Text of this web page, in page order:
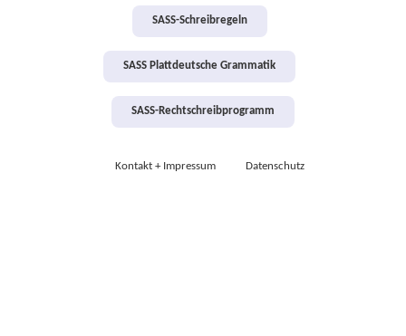
SASS-Schreibregeln
SASS Plattdeutsche Grammatik
SASS-Rechtschreibprogramm
Kontakt + Impressum Datenschutz